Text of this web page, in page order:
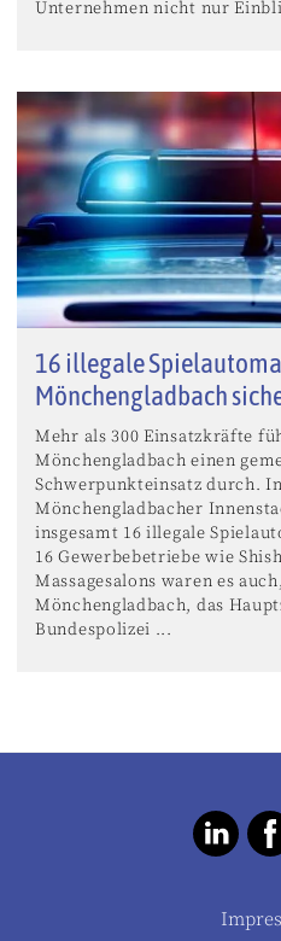
Unternehmen nicht nur
16 illegale
Mönchengladbach
Mehr als 300 Einsatzkräfte
Mönchengladbach einen
Schwerpunkteinsatz durch.
Mönchengladbacher
insgesamt 16 illegale
16 Gewerbebetriebe wie
Massagesalons waren es
Mönchengladbach, das
Bundespolizei ...